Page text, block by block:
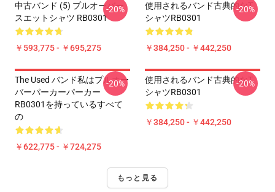
中古バンド (5) プルオーバー
スエットシャツ RB0301
￥593,775 - ￥695,275
-20%
使用されるバンド古典的なT
シャツRB0301
￥384,250 - ￥442,250
-20%
The Used バンド私はプルオー
バーパーカーパーカー
RB0301を持っているすべて
の
￥622,775 - ￥724,275
-20%
使用されるバンド古典的なT
シャツRB0301
￥384,250 - ￥442,250
-20%
もっと見る